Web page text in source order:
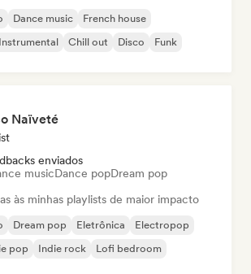
Dance music
French house
Instrumental Chill out Disco Funk
Naïveté
enviados
musicDance popDream pop
às minhas playlists de maior impacto
Dream pop Eletrônica
Electropop
pop Indie rock Lofi bedroom